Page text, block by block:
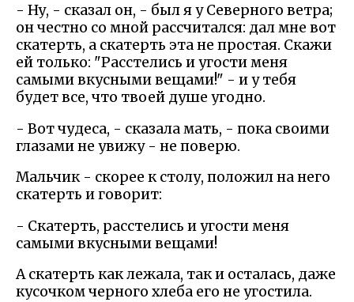
- Ну, - сказал он, - был я у Северного ветра;
он честно со мной рассчитался: дал мне вот
скатерть, а скатерть эта не простая. Скажи
ей только: "Расстелись и угости меня
самыми вкусными вещами!" - и у тебя
будет все, что твоей душе угодно.
- Вот чудеса, - сказала мать, - пока своими
глазами не увижу - не поверю.
Мальчик - скорее к столу, положил на него
скатерть и говорит:
- Скатерть, расстелись и угости меня
самыми вкусными вещами!
А скатерть как лежала, так и осталась, даже
кусочком черного хлеба его не угостила.